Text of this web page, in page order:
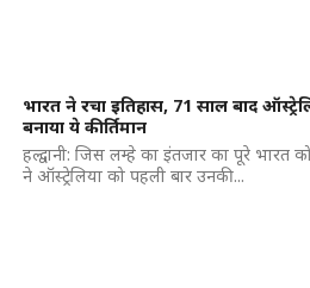
भारत ने रचा इतिहास, 71 साल बाद
बनाया ये कीर्तिमान
हल्द्वानी: जिस लम्हे का इंतजार का पूरे भारत
ने ऑस्ट्रेलिया को पहली बार उनकी...